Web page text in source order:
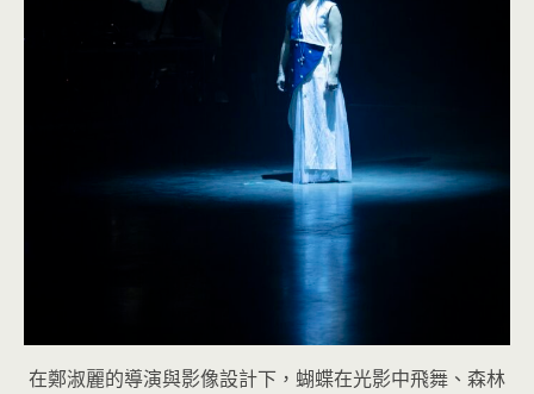
在鄭淑麗的導演與影像設計下，蝴蝶在光影中飛舞、森林